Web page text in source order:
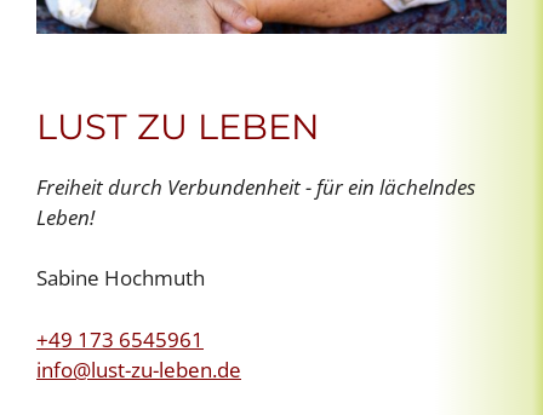
LUST ZU LEBEN
Freiheit durch Verbundenheit - für ein lächelndes
Leben!
Sabine Hochmuth
+49 173 6545961
info@lust-zu-leben.de